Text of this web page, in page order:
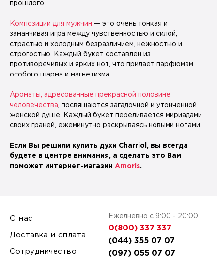
прошлого.
Композиции для мужчин — это очень тонкая и
заманчивая игра между чувственностью и силой,
страстью и холодным безразличием, нежностью и
строгостью. Каждый букет составлен из
противоречивых и ярких нот, что придает парфюмам
особого шарма и магнетизма.
Ароматы, адресованные прекрасной половине
человечества , посвящаются загадочной и утонченной
женской душе. Каждый букет переливается мириадами
своих граней, ежеминутно раскрываясь новыми нотами.
Если Вы решили купить духи Charriol, вы всегда
будете в центре внимания, а сделать это Вам
поможет интернет-магазин Amoris.
О нас
Доставка и оплата
Сотрудничество
Ежедневно с 9:00 - 20:00
0(800) 337 337
(044) 355 07 07
(097) 055 07 07